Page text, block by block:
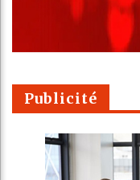
Publicité